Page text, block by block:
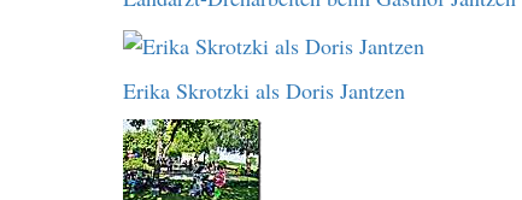
Erika Skrotzki als Doris Jantzen